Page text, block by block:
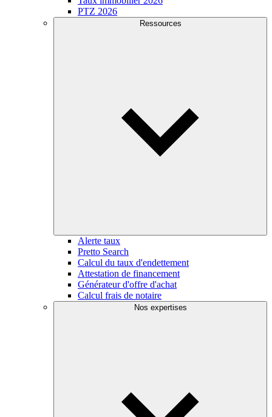
PTZ 2026
Ressources
Alerte taux
Pretto Search
Calcul du taux d'endettement
Attestation de financement
Générateur d'offre d'achat
Calcul frais de notaire
Nos expertises